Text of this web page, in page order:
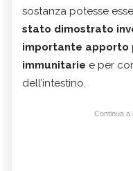
sostanza potesse
stato dimostrato
importante apporto
immunitarie e per
dell’intestino.
Continua a